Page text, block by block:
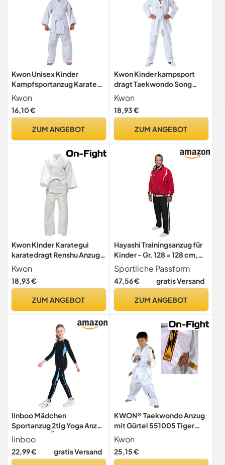
Kwon Unisex Kinder
Kampfsportanzug Karate
Basic Anzug, Weiß, 120 EU
Kwon
16,10 €
ZUM ANGEBOT
Kwon Kinder kampsport
dragt Taekwondo Song
Anzug, Weiß, 110 EU
Kwon
18,93 €
ZUM ANGEBOT
Kwon Kinder Karategui
karatedragt Renshu Anzug,
Weiß, 130 EU
Kwon
18,93 €
ZUM ANGEBOT
Hayashi Trainingsanzug für
Kinder - Gr. 128 = 128 cm,
rot-schwarz
Sportliche Passform
47,56 € gratis Versand
ZUM ANGEBOT
linboo Mädchen
Sportanzug 2tlg Yoga Anzug
mit Langen Ärmeln und
Hosen, Elastisch, Outdoor
eng anliegende Tanz- und
linboo
22,99 € gratis Versand
KWON® Taekwondo Anzug
mit Gürtel 551005 Tiger
TKD Kinder Kids Junior (160)
Kwon
25,15 €